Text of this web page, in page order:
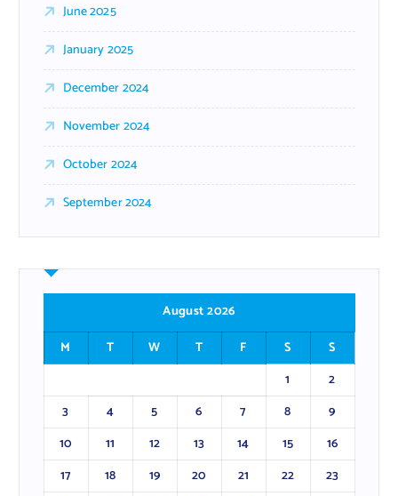
June 2025
January 2025
December 2024
November 2024
October 2024
September 2024
August 2026
M
T W T F S
S
1
2
3
4 5 6 7 8
9
10
11 12 13 14 15
16
17
18 19 20 21 22
23